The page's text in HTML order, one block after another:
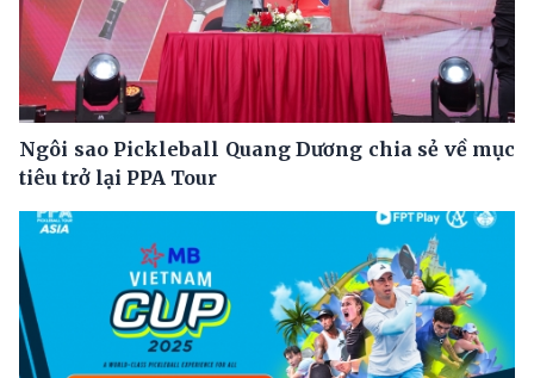
Ngôi sao Pickleball Quang Dương chia sẻ về mục
tiêu trở lại PPA Tour